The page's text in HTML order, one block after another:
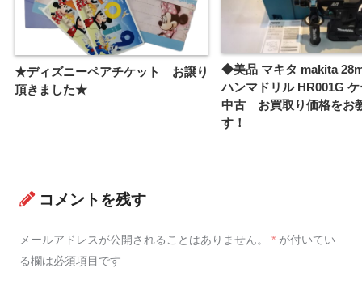
★ディズニーペアチケット お譲り
頂きました★
◆美品 マキタ makita
ハンマドリル HR001G
中古 お買取り価格をお
す！
コメントを残す
メールアドレスが公開されることはありません。 * が付いてい
る欄は必須項目です